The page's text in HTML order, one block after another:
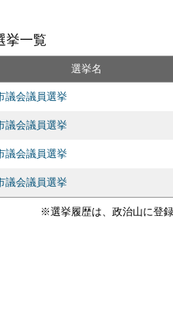
挙一覧
選挙名
議会議員選挙
議会議員選挙
議会議員選挙
議会議員選挙
※選挙履歴は、政治山に登